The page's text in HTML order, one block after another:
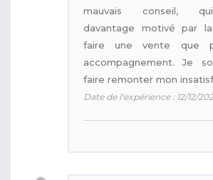
mauvais conseil,
davantage motivé par
faire une vente que
accompagnement. Je
faire remonter mon
Date de l'expérience : 12/12/